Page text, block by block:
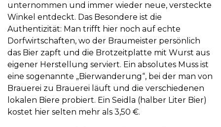
unternommen und immer wieder neue, versteckte
Winkel entdeckt. Das Besondere ist die
Authentizität: Man trifft hier noch auf echte
Dorfwirtschaften, wo der Braumeister persönlich
das Bier zapft und die Brotzeitplatte mit Wurst aus
eigener Herstellung serviert. Ein absolutes Muss ist
eine sogenannte „Bierwanderung“, bei der man von
Brauerei zu Brauerei läuft und die verschiedenen
lokalen Biere probiert. Ein Seidla (halber Liter Bier)
kostet hier selten mehr als 3,50 €.